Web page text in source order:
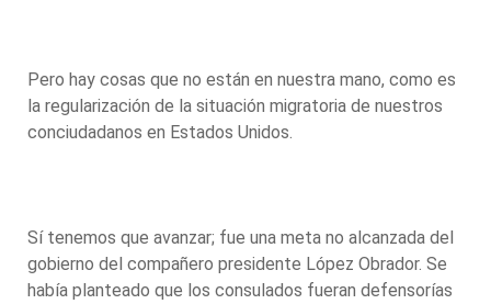
Pero hay cosas que no están en nuestra mano, como es
la regularización de la situación migratoria de nuestros
conciudadanos en Estados Unidos.
Sí tenemos que avanzar; fue una meta no alcanzada del
gobierno del compañero presidente López Obrador. Se
había planteado que los consulados fueran defensorías